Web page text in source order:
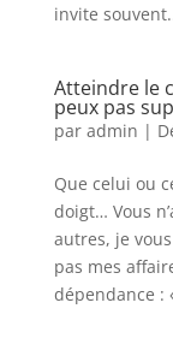
invite
Atteindre le
peux pas
par admin |
Que celui ou
doigt… Vous
autres, je
pas mes
dépendance :